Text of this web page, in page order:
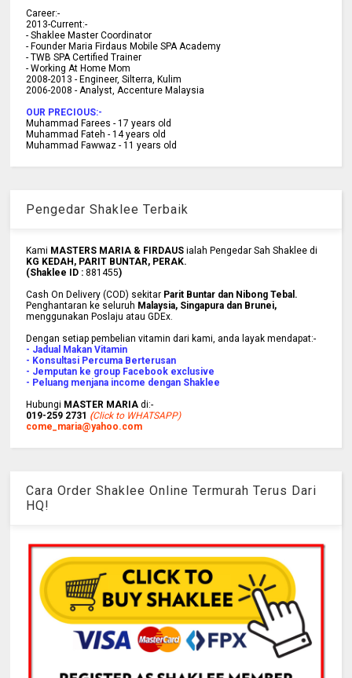
Career:-
2013-Current:-
- Shaklee Master Coordinator
- Founder Maria Firdaus Mobile SPA Academy
- TWB SPA Certified Trainer
- Working At Home Mom
2008-2013 - Engineer, Silterra, Kulim
2006-2008 - Analyst, Accenture Malaysia
OUR PRECIOUS:-
Muhammad Farees - 17 years old
Muhammad Fateh - 14 years old
Muhammad Fawwaz - 11 years old
Pengedar Shaklee Terbaik
Kami MASTERS MARIA & FIRDAUS ialah Pengedar Sah Shaklee di
KG KEDAH, PARIT BUNTAR, PERAK.
(Shaklee ID :881455)
Cash On Delivery (COD) sekitar Parit Buntar dan Nibong Tebal.
Penghantaran ke seluruh Malaysia, Singapura dan Brunei,
menggunakan Poslaju atau GDEx.
Dengan setiap pembelian vitamin dari kami, anda layak mendapat:-
- Jadual Makan Vitamin
- Konsultasi Percuma Berterusan
- Jemputan ke group Facebook exclusive
- Peluang menjana income dengan Shaklee
Hubungi MASTER MARIA di:-
019-259 2731 (Click to WHATSAPP)
come_maria@yahoo.com
Cara Order Shaklee Online Termurah Terus Dari
HQ!